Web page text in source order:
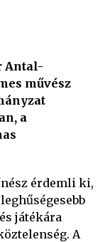
Antal-
művész
a
érdemli ki,
játékára
A